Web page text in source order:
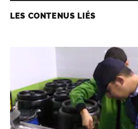
LES CONTENUS LIÉS